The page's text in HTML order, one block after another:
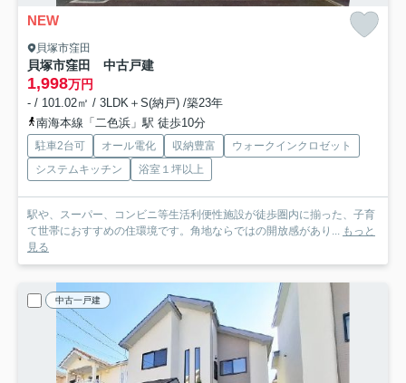
NEW
貝塚市窪田
貝塚市窪田 中古戸建
1,998万円
- / 101.02㎡ / 3LDK＋S(納戸) /築23年
南海本線「二色浜」駅 徒歩10分
駐車2台可 オール電化 収納豊富
ウォークインクロゼット
システムキッチン
浴室１坪以上
駅や、スーパー、コンビニ等生活利便性施設が徒歩圏内に揃った、子育
て世帯におすすめの住環境です。角地ならではの開放感があり...
もっと
見る
中古一戸建